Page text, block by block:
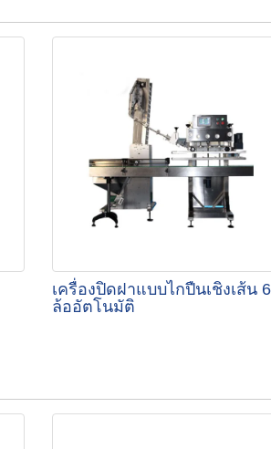
เครื่องปิดฝาแบบไกปืนเชิงเส้น 6
ล้ออัตโนมัติ